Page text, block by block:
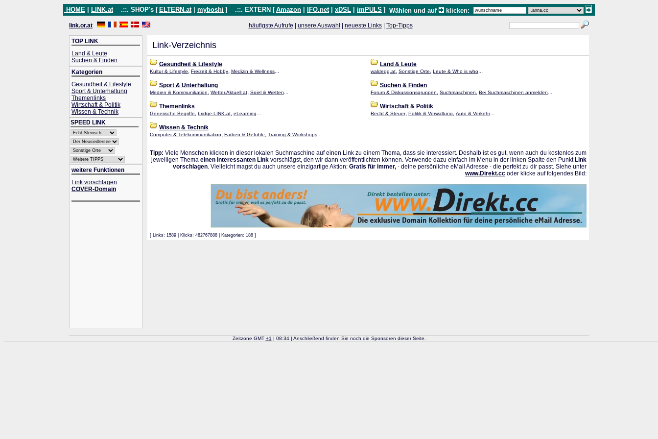
HOME LINK.at .::. SHOP's [ ELTERN.at myboshi ] .::. EXTERN [ Amazon IFO.net xDSL imPULS ] Wählen und auf klicken:
link.or.at häufigste Aufrufe unsere Auswahl neueste Links| Top-Tipps
TOP LINK
Land & Leute
Suchen & Finden
Kategorien
Gesundheit & Lifestyle
Sport & Unterhaltung
Themenlinks
Wirtschaft & Politik
Wissen & Technik
SPEED LINK
weitere Funktionen
Link vorschlagen
COVER-Domain
Link-Verzeichnis
Gesundheit & Lifestyle
Kultur & Lifestyle, Freizeit & Hobby, Medizin & Wellness...
Land & Leute
waldegg.at, Sonstige Orte, Leute & Who is who...
Sport & Unterhaltung
Medien & Kommunikation, Wetter.Aktuell.at, Spiel & Wetten...
Suchen & Finden
Forum & Diskussionsgruppen, Suchmaschinen, Bei Suchmaschinen anmelden...
Themenlinks
Generische Begriffe, bridge.LINK.at, eLearning...
Wirtschaft & Politik
Recht & Steuer, Politik & Verwaltung, Auto & Verkehr...
Wissen & Technik
Computer & Telekommunikation, Farben & Gefühle, Training & Workshops...
Tipp: Viele Menschen klicken in dieser lokalen Suchmaschine auf einen Link zu einem Thema, dass sie interessiert. Deshalb ist es gut, wenn auch du kostenlos zum
jeweiligen Thema einen interessanten Link vorschlägst, den wir dann veröffentlichten können. Verwende dazu einfach im Menu in der linken Spalte den Punkt Link
vorschlagen. Vielleicht magst du auch unsere einzigartige Aktion: Gratis für immer, - deine persönliche eMail Adresse - die perfekt zu dir passt. Siehe unter
www.Direkt.cc oder klicke auf folgendes Bild:
[ Links: 1589 | Klicks: 482767888 | Kategorien: 188 ]
Zeitzone GMT +1 | 08:34 | Anschließend finden Sie noch die Sponsoren dieser Seite.